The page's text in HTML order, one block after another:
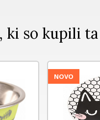
ki so kupili